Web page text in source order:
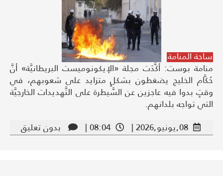
ساحة المنامة
منامة بوست: أكَّدَت مجلة «الإيكونوميست البريطانيَّة» أنَّ
حُكَّام الخليج يضغطون بشكلٍ متزايد على شعوبهم، في
وقتٍ بدوا فيه عاجزين عن السَّيطرة على التَّهديدات الخارجيَّة
التي تواجه بلدانهم.
08,يونيو,2026 |
08:04 | بدون تعليق